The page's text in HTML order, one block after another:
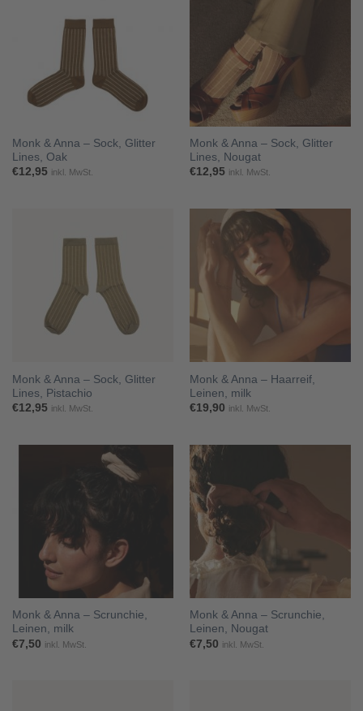
Monk & Anna – Sock, Glitter
Lines, Oak
€12,95 inkl. MwSt.
Monk & Anna – Sock, Glitter
Lines, Nougat
€12,95 inkl. MwSt.
Monk & Anna – Sock, Glitter
Lines, Pistachio
€12,95 inkl. MwSt.
Monk & Anna – Haarreif,
Leinen, milk
€19,90 inkl. MwSt.
Monk & Anna – Scrunchie,
Leinen, milk
€7,50 inkl. MwSt.
Monk & Anna – Scrunchie,
Leinen, Nougat
€7,50 inkl. MwSt.